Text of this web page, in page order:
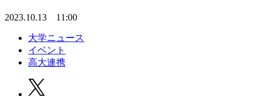
2023.10.13 11:00
大学ニュース
イベント
高大連携